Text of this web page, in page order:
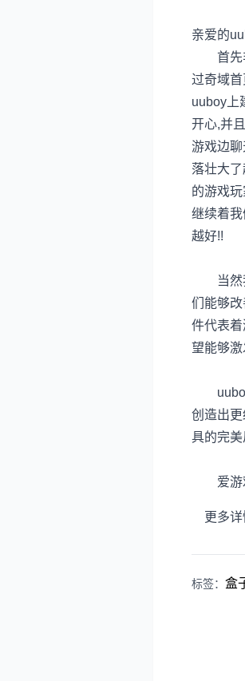
亲爱的
首先非
过奇域
uuboy上
开心,并
游戏边
落壮大
的游戏
继续着
越好!!
当然我
们能够
件代表
望能够激
uuboy
创造出
具的完美
爱游戏
更多详
标签： 盒